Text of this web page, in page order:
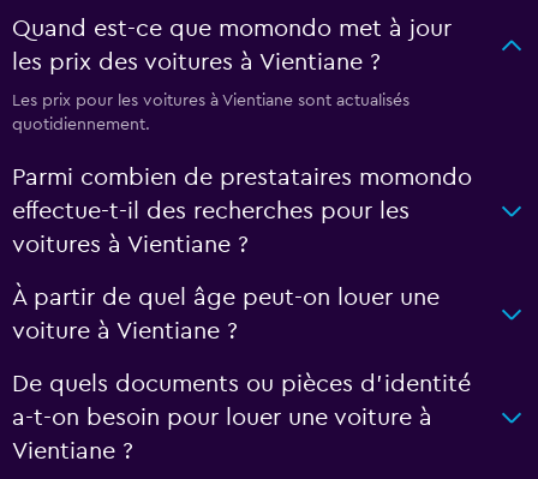
Quand est-ce que momondo met à jour
les prix des voitures à Vientiane ?
Les prix pour les voitures à Vientiane sont actualisés
quotidiennement.
Parmi combien de prestataires momondo
effectue-t-il des recherches pour les
voitures à Vientiane ?
À partir de quel âge peut-on louer une
voiture à Vientiane ?
De quels documents ou pièces d'identité
a-t-on besoin pour louer une voiture à
Vientiane ?